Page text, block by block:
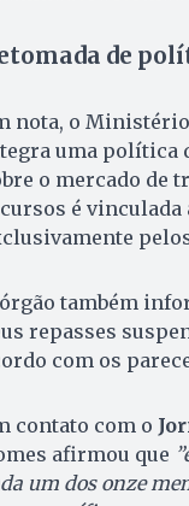
de
nota, o
uma política
o mercado de
é vinculada
também
repasses
com os
contato com o
afirmou que
um dos onze